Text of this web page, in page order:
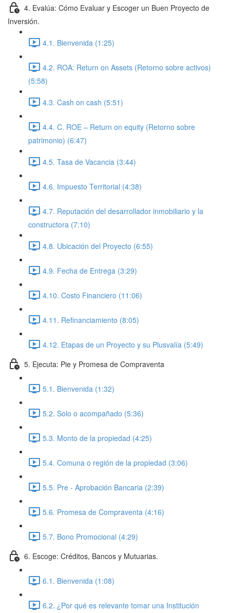
4. Evalúa: Cómo Evaluar y Escoger un Buen Proyecto de
Inversión.
4.1. Bienvenida (1:25)
4.2. ROA: Return on Assets (Retorno sobre activos)
(5:58)
4.3. Cash on cash (5:51)
4.4. C. ROE – Return on equity (Retorno sobre
patrimonio) (6:47)
4.5. Tasa de Vacancia (3:44)
4.6. Impuesto Territorial (4:38)
4.7. Reputación del desarrollador inmobiliario y la
constructora (7:10)
4.8. Ubicación del Proyecto (6:55)
4.9. Fecha de Entrega (3:29)
4.10. Costo Financiero (11:06)
4.11. Refinanciamiento (8:05)
4.12. Etapas de un Proyecto y su Plusvalía (5:49)
5. Ejecuta: Pie y Promesa de Compraventa
5.1. Bienvenida (1:32)
5.2. Solo o acompañado (5:36)
5.3. Monto de la propiedad (4:25)
5.4. Comuna o región de la propiedad (3:06)
5.5. Pre - Aprobación Bancaria (2:39)
5.6. Promesa de Compraventa (4:16)
5.7. Bono Promocional (4:29)
6. Escoge: Créditos, Bancos y Mutuarias.
6.1. Bienvenida (1:08)
6.2. ¿Por qué es relevante tomar una Institución